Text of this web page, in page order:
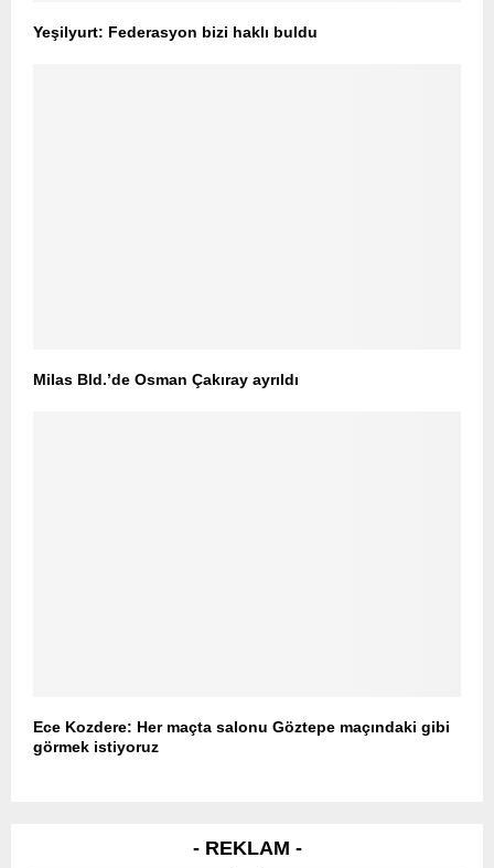
Yeşilyurt: Federasyon bizi haklı buldu
Milas Bld.’de Osman Çakıray ayrıldı
Ece Kozdere: Her maçta salonu Göztepe maçındaki gibi
görmek istiyoruz
- REKLAM -